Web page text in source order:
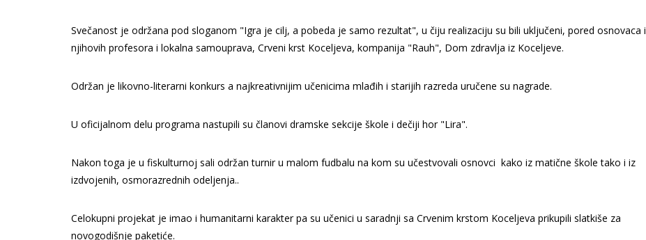
Svečanost je održana pod sloganom "Igra je cilj, a pobeda je samo rezultat", u čiju realizaciju su bili uključeni, pored osnovaca i
njihovih profesora i lokalna samouprava, Crveni krst Koceljeva, kompanija "Rauh", Dom zdravlja iz Koceljeve.
Održan je likovno-literarni konkurs a najkreativnijim učenicima mlađih i starijih razreda uručene su nagrade.
U oficijalnom delu programa nastupili su članovi dramske sekcije škole i dečiji hor "Lira".
Nakon toga je u fiskulturnoj sali održan turnir u malom fudbalu na kom su učestvovali osnovci kako iz matične škole tako i iz
izdvojenih, osmorazrednih odeljenja..
Celokupni projekat je imao i humanitarni karakter pa su učenici u saradnji sa Crvenim krstom Koceljeva prikupili slatkiše za
novogodišnje paketiće.